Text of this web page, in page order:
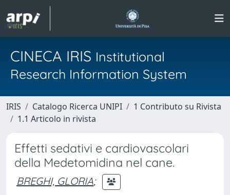
CINECA IRIS Institutional
Research Information System
IRIS Catalogo Ricerca UNIPI
1 Contributo su Rivista
1.1 Articolo in rivista
Effetti sedativi e cardiovascolari
della Medetomidina nel cane.
BREGHI, GLORIA;